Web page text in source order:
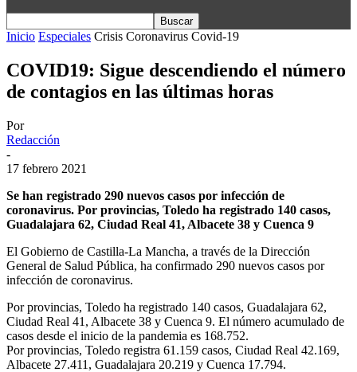
Inicio Especiales Crisis Coronavirus Covid-19
COVID19: Sigue descendiendo el número
de contagios en las últimas horas
Por
Redacción
-
17 febrero 2021
Se han registrado 290 nuevos casos por infección de
coronavirus. Por provincias, Toledo ha registrado 140 casos,
Guadalajara 62, Ciudad Real 41, Albacete 38 y Cuenca 9
El Gobierno de Castilla-La Mancha, a través de la Dirección
General de Salud Pública, ha confirmado 290 nuevos casos por
infección de coronavirus.
Por provincias, Toledo ha registrado 140 casos, Guadalajara 62,
Ciudad Real 41, Albacete 38 y Cuenca 9. El número acumulado de
casos desde el inicio de la pandemia es 168.752.
Por provincias, Toledo registra 61.159 casos, Ciudad Real 42.169,
Albacete 27.411, Guadalajara 20.219 y Cuenca 17.794.